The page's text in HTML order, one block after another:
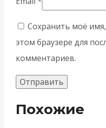
Сохранить моё
этом браузере для
комментариев.
Похожие